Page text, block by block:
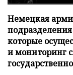
Немецкая
которые
и мониторинг